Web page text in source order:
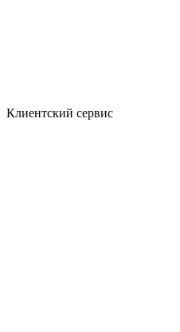
Клиентский сервис